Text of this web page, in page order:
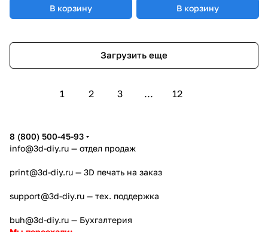
В корзину В корзину
Загрузить еще
1 2 3 ... 12
8 (800) 500-45-93
info@3d-diy.ru — отдел продаж
print@3d-diy.ru — 3D печать на заказ
support@3d-diy.ru — тех. поддержка
buh@3d-diy.ru — Бухгалтерия